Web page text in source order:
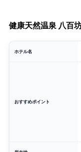
健康天然温泉 八百
ホテル名
おすすめポイント